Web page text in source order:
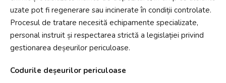
uzate pot fi regenerare sau incinerate în condiții controlate.
Procesul de tratare necesită echipamente specializate,
personal instruit și respectarea strictă a legislației privind
gestionarea deșeurilor periculoase.
Codurile deșeurilor periculoase